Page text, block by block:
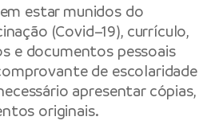
estar munidos do
(Covid–19), currículo,
e documentos pessoais
comprovante de escolaridade
apresentar cópias,
originais.